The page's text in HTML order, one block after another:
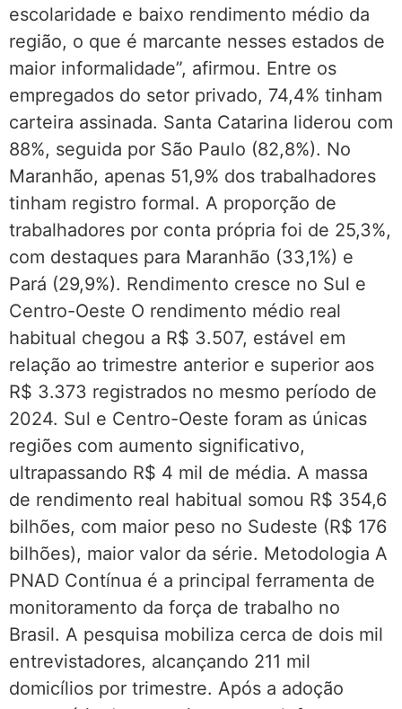
escolaridade e baixo rendimento médio da
região, o que é marcante nesses estados de
maior informalidade”, afirmou. Entre os
empregados do setor privado, 74,4% tinham
carteira assinada. Santa Catarina liderou com
88%, seguida por São Paulo (82,8%). No
Maranhão, apenas 51,9% dos trabalhadores
tinham registro formal. A proporção de
trabalhadores por conta própria foi de 25,3%,
com destaques para Maranhão (33,1%) e
Pará (29,9%). Rendimento cresce no Sul e
Centro-Oeste O rendimento médio real
habitual chegou a R$ 3.507, estável em
relação ao trimestre anterior e superior aos
R$ 3.373 registrados no mesmo período de
2024. Sul e Centro-Oeste foram as únicas
regiões com aumento significativo,
ultrapassando R$ 4 mil de média. A massa
de rendimento real habitual somou R$ 354,6
bilhões, com maior peso no Sudeste (R$ 176
bilhões), maior valor da série. Metodologia A
PNAD Contínua é a principal ferramenta de
monitoramento da força de trabalho no
Brasil. A pesquisa mobiliza cerca de dois mil
entrevistadores, alcançando 211 mil
domicílios por trimestre. Após a adoção